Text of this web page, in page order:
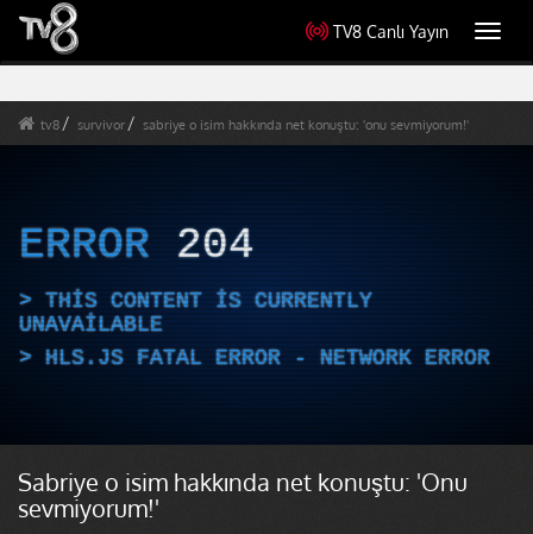
TV8 Canlı Yayın
tv8 survivor sabriye o isim hakkında net konuştu: 'onu sevmiyorum!'
ERROR 204
THIS CONTENT IS CURRENTLY
UNAVAILABLE
HLS.JS FATAL ERROR - NETWORK ERROR
Sabriye o isim hakkında net konuştu: 'Onu
sevmiyorum!'